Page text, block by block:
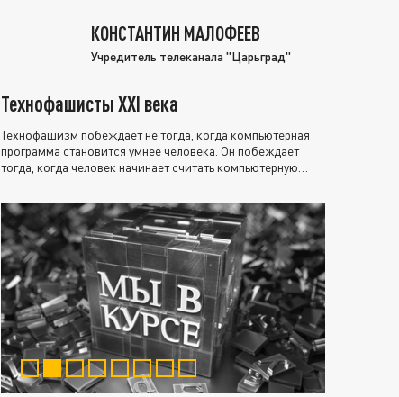
КОНСТАНТИН МАЛОФЕЕВ
Учредитель телеканала "Царьград"
Технофашисты XXI века
Технофашизм побеждает не тогда, когда компьютерная
программа становится умнее человека. Он побеждает
тогда, когда человек начинает считать компьютерную